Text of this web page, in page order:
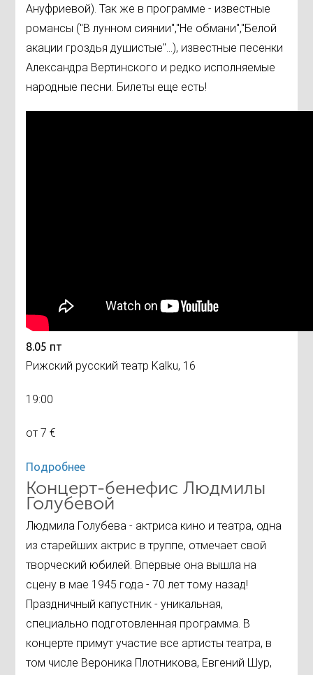
Ануфриевой). Так же в программе - известные
романсы ("В лунном сиянии","Не обмани","Белой
акации гроздья душистые"...), известные песенки
Александра Вертинского и редко исполняемые
народные песни. Билеты еще есть!
8.05 пт
Рижский русский театр Kalku, 16
19:00
от 7 €
Подробнее
Концерт-бенефис Людмилы
Голубевой
Людмила Голубева - актриса кино и театра, одна
из старейших актрис в труппе, отмечает свой
творческий юбилей. Впервые она вышла на
сцену в мае 1945 года - 70 лет тому назад!
Праздничный капустник - уникальная,
специально подготовленная программа. В
концерте примут участие все артисты театра, в
том числе Вероника Плотникова, Евгений Шур,